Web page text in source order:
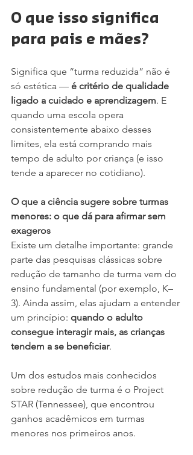
O que isso significa
para pais e mães?
Significa que “turma reduzida” não é
só estética — é critério de qualidade
ligado a cuidado e aprendizagem. E
quando uma escola opera
consistentemente abaixo desses
limites, ela está comprando mais
tempo de adulto por criança (e isso
tende a aparecer no cotidiano).
O que a ciência sugere sobre turmas
menores: o que dá para afirmar sem
exageros
Existe um detalhe importante: grande
parte das pesquisas clássicas sobre
redução de tamanho de turma vem do
ensino fundamental (por exemplo, K–
3). Ainda assim, elas ajudam a entender
um princípio: quando o adulto
consegue interagir mais, as crianças
tendem a se beneficiar.
Um dos estudos mais conhecidos
sobre redução de turma é o Project
STAR (Tennessee), que encontrou
ganhos acadêmicos em turmas
menores nos primeiros anos.